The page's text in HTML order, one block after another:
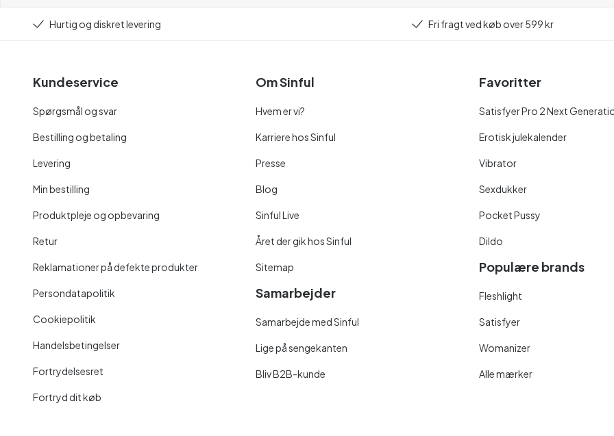
Hurtig og diskret levering Fri fragt ved køb over 599 kr
Kundeservice
Spørgsmål og svar
Bestilling og betaling
Levering
Min bestilling
Produktpleje og opbevaring
Retur
Reklamationer på defekte produkter
Persondatapolitik
Cookiepolitik
Handelsbetingelser
Fortrydelsesret
Fortryd dit køb
Om Sinful
Hvem er vi?
Karriere hos Sinful
Presse
Blog
Sinful Live
Året der gik hos Sinful
Sitemap
Samarbejder
Samarbejde med Sinful
Lige på sengekanten
Bliv B2B-kunde
Favoritter
Satisfyer Pro 2 Next
Erotisk julekalender
Vibrator
Sexdukker
Pocket Pussy
Dildo
Populære brands
Fleshlight
Satisfyer
Womanizer
Alle mærker